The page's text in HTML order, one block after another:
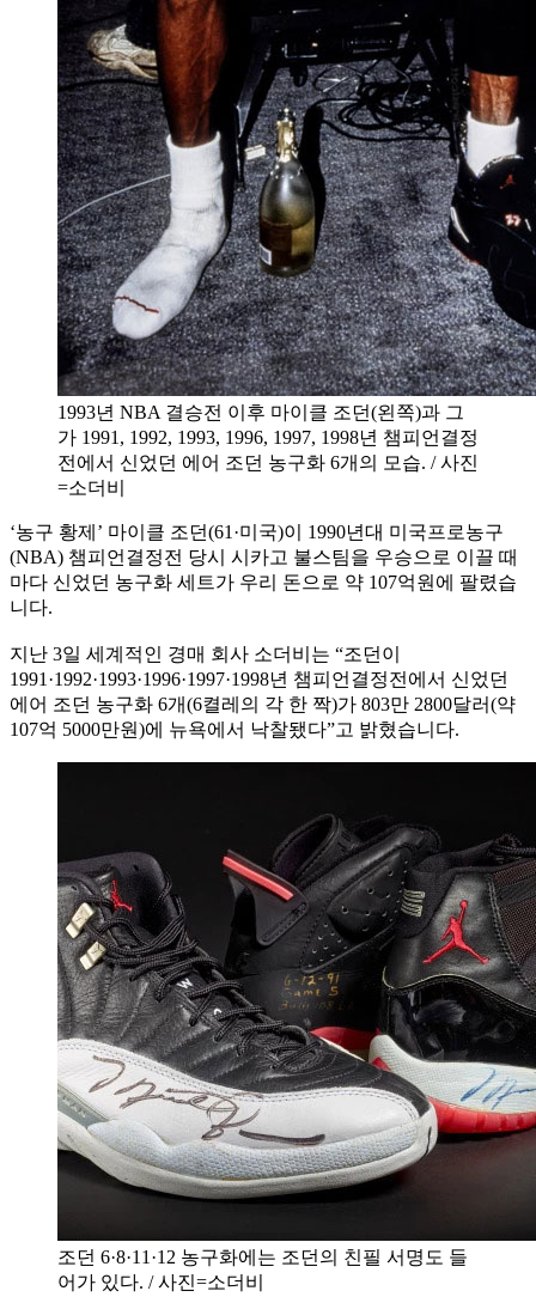
1993년 NBA 결승전 이후 마이클 조던(왼쪽)과 그
가 1991, 1992, 1993, 1996, 1997, 1998년 챔피언결정
전에서 신었던 에어 조던 농구화 6개의 모습. / 사진
=소더비
‘농구 황제’ 마이클 조던(61·미국)이 1990년대 미국프로농구
(NBA) 챔피언결정전 당시 시카고 불스팀을 우승으로 이끌 때
마다 신었던 농구화 세트가 우리 돈으로 약 107억원에 팔렸습
니다.
지난 3일 세계적인 경매 회사 소더비는 “조던이
1991·1992·1993·1996·1997·1998년 챔피언결정전에서 신었던
에어 조던 농구화 6개(6켤레의 각 한 짝)가 803만 2800달러(약
107억 5000만원)에 뉴욕에서 낙찰됐다”고 밝혔습니다.
조던 6·8·11·12 농구화에는 조던의 친필 서명도 들
어가 있다. / 사진=소더비